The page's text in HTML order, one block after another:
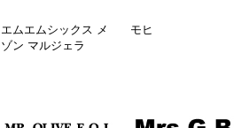
エムエムシックス メ
ゾン マルジェラ
モヒ